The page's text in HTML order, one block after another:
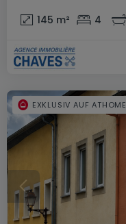
145 m² 4
EXKLUSIV AUF ATHOME